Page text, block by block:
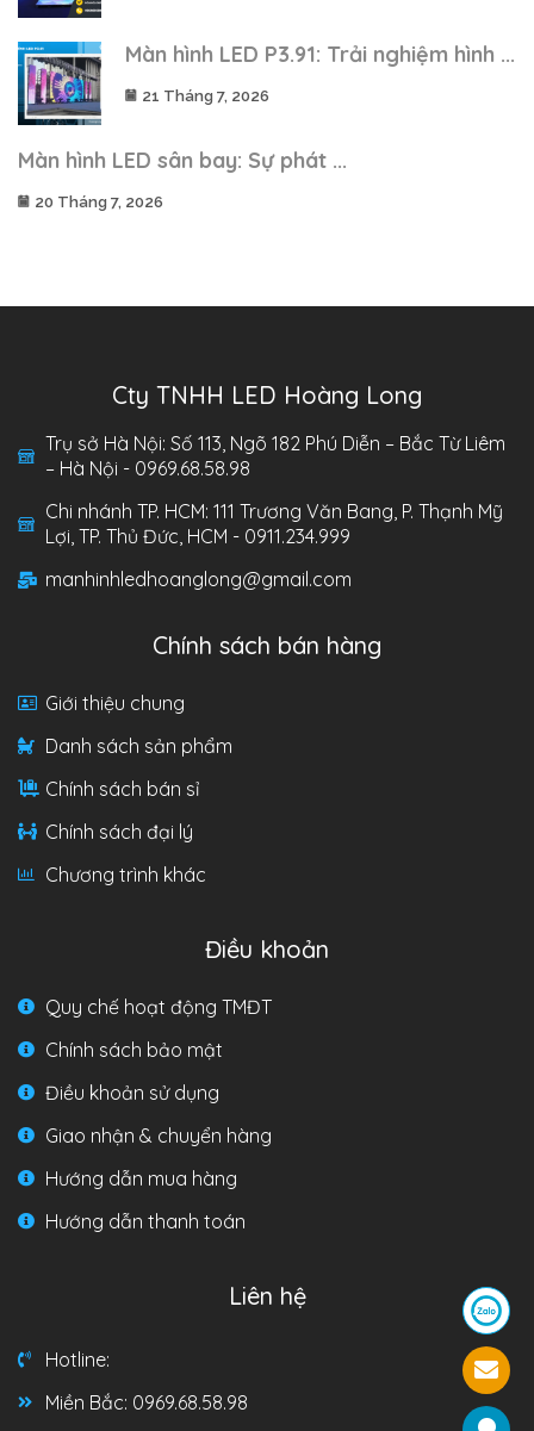
Màn hình LED P3.91: Trải nghiệm hình ...
21 Tháng 7, 2026
Màn hình LED sân bay: Sự phát ...
20 Tháng 7, 2026
Cty TNHH LED Hoàng Long
Trụ sở Hà Nội: Số 113, Ngõ 182 Phú Diễn – Bắc Từ Liêm
– Hà Nội - 0969.68.58.98
Chi nhánh TP. HCM: 111 Trương Văn Bang, P. Thạnh Mỹ
Lợi, TP. Thủ Đức, HCM - 0911.234.999
manhinhledhoanglong@gmail.com
Chính sách bán hàng
Giới thiệu chung
Danh sách sản phẩm
Chính sách bán sỉ
Chính sách đại lý
Chương trình khác
Điều khoản
Quy chế hoạt động TMĐT
Chính sách bảo mật
Điều khoản sử dụng
Giao nhận & chuyển hàng
Hướng dẫn mua hàng
Hướng dẫn thanh toán
Liên hệ
Hotline:
Miền Bắc: 0969.68.58.98